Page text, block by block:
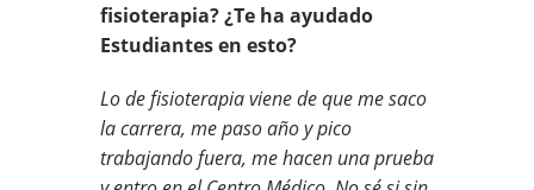
fisioterapia? ¿Te ha ayudado
Estudiantes en esto?
Lo de fisioterapia viene de que me saco
la carrera, me paso año y pico
trabajando fuera, me hacen una prueba